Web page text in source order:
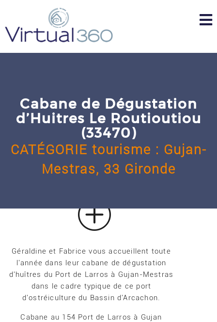
content
Cabane de Dégustation
d’Huitres Le Routioutiou
(33470)
CATÉGORIE tourisme : Gujan-
Mestras, 33 Gironde
u
Géraldine et Fabrice vous accueillent toute
l'année dans leur cabane de dégustation
d'huîtres du Port de Larros à Gujan-Mestras
dans le cadre typique de ce port
d'ostréiculture du Bassin d'Arcachon.
Cabane au 154 Port de Larros à Gujan